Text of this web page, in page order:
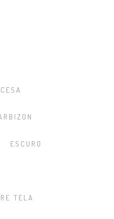
ESCURO
TELA